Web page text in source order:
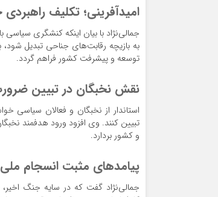
امیدآفرینی؛ تکلیف
جمالی‌نژاد با بیان اینکه کنشگری سیاسی
به بازیچه رقابت‌های جناحی تبدیل
توسعه و پیشرفت کشور فراهم گردد.
نقش نخبگان در تبیین
استاندار از نخبگان و فعالان
تبیین کنند. وی افزود ورود هدفمند
و کشور بردارد.
پیامدهای مثبت انسجام
جمالی‌نژاد گفت که در سایه جنگ